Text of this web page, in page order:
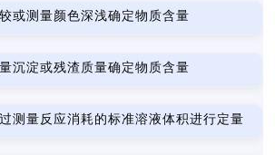
或测量颜色深浅确定物质含量
沉淀或残渣质量确定物质含量
测量反应消耗的标准溶液体积进行定量